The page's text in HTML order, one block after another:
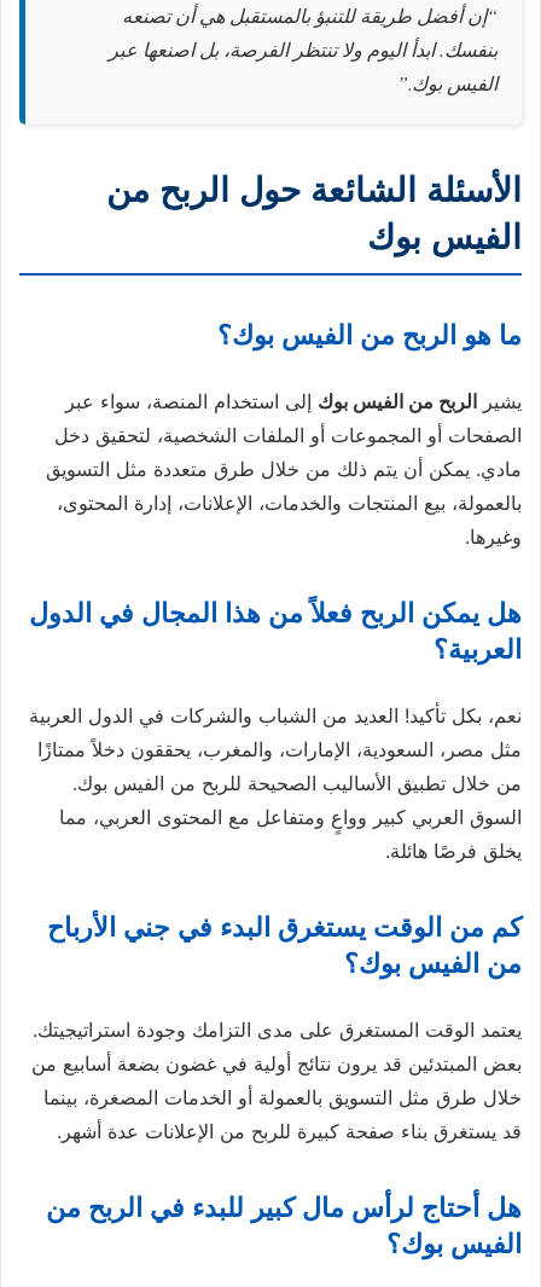
“إن أفضل طريقة للتنبؤ بالمستقبل هي أن تصنعه
بنفسك. ابدأ اليوم ولا تنتظر الفرصة، بل اصنعها عبر
الفيس بوك.”
الأسئلة الشائعة حول الربح من
الفيس بوك
ما هو الربح من الفيس بوك؟
يشير الربح من الفيس بوك إلى استخدام المنصة، سواء عبر
الصفحات أو المجموعات أو الملفات الشخصية، لتحقيق دخل
مادي. يمكن أن يتم ذلك من خلال طرق متعددة مثل التسويق
بالعمولة، بيع المنتجات والخدمات، الإعلانات، إدارة المحتوى،
وغيرها.
هل يمكن الربح فعلاً من هذا المجال في الدول
العربية؟
نعم، بكل تأكيد! العديد من الشباب والشركات في الدول العربية
مثل مصر، السعودية، الإمارات، والمغرب، يحققون دخلاً ممتازًا
من خلال تطبيق الأساليب الصحيحة للربح من الفيس بوك.
السوق العربي كبير وواعٍ ومتفاعل مع المحتوى العربي، مما
يخلق فرصًا هائلة.
كم من الوقت يستغرق البدء في جني الأرباح
من الفيس بوك؟
يعتمد الوقت المستغرق على مدى التزامك وجودة استراتيجيتك.
بعض المبتدئين قد يرون نتائج أولية في غضون بضعة أسابيع من
خلال طرق مثل التسويق بالعمولة أو الخدمات المصغرة، بينما
قد يستغرق بناء صفحة كبيرة للربح من الإعلانات عدة أشهر.
هل أحتاج لرأس مال كبير للبدء في الربح من
الفيس بوك؟